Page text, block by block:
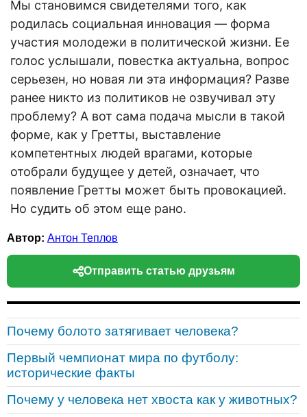
Мы становимся свидетелями того, как
родилась социальная инновация — форма
участия молодежи в политической жизни. Ее
голос услышали, повестка актуальна, вопрос
серьезен, но новая ли эта информация? Разве
ранее никто из политиков не озвучивал эту
проблему? А вот сама подача мысли в такой
форме, как у Гретты, выставление
компетентных людей врагами, которые
отобрали будущее у детей, означает, что
появление Гретты может быть провокацией.
Но судить об этом еще рано.
Автор: Антон Теплов
Отправить статью друзьям
Почему болото затягивает человека?
Первый чемпионат мира по футболу:
исторические факты
Почему у человека нет хвоста как у животных?